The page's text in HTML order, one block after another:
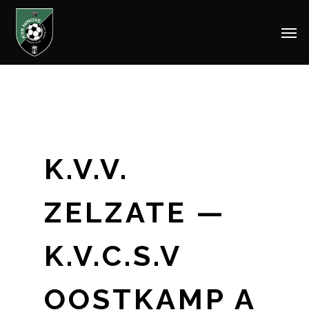
Skip
K.V.V.
ZELZATE —
K.V.C.S.V
OOSTKAMP A